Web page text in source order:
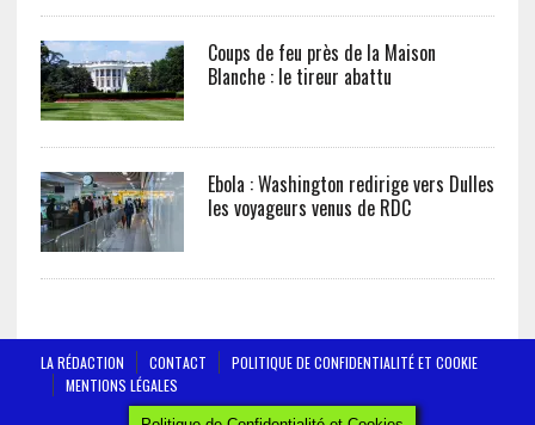
Coups de feu près de la Maison
Blanche : le tireur abattu
Ebola : Washington redirige vers Dulles
les voyageurs venus de RDC
LA RÉDACTION CONTACT
POLITIQUE DE CONFIDENTIALITÉ ET COOKIE
MENTIONS LÉGALES
AFRICTELEGRAPH - ALL RIGHTS RESERVED 2019